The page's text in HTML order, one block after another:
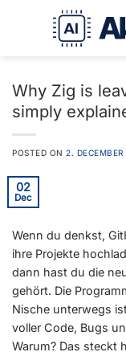
Why Zig is
simply
POSTED ON2.
02
Dec
Wenn du denkst,
ihre Projekte
dann hast du die
gehört. Die
Nische unterwegs
voller Code, Bugs
Warum? Das steckt